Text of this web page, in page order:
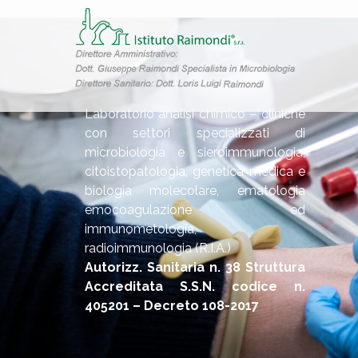
Laboratorio analisi chimico – cliniche
con settori specializzati di
microbiologia e sieroimmunologia,
citoistopatologia, genetica medica e
biologia molecolare, ematologia
emocoagulazione ed
immunometologia,
radioimmunologia (R.I.A.)
Autorizz. Sanitaria n. 38 Struttura
Accreditata S.S.N. codice n.
405201 – Decreto 108-2017